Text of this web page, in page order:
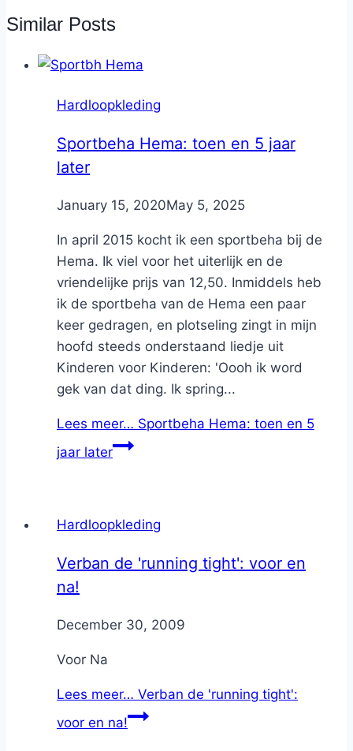
Similar Posts
Hardloopkleding
Sportbeha Hema: toen en 5 jaar
later
ByNicole
January 15, 2020May 5, 2025
In april 2015 kocht ik een sportbeha bij de
Hema. Ik viel voor het uiterlijk en de
vriendelijke prijs van 12,50. Inmiddels heb
ik de sportbeha van de Hema een paar
keer gedragen, en plotseling zingt in mijn
hoofd steeds onderstaand liedje uit
Kinderen voor Kinderen: 'Oooh ik word
gek van dat ding. Ik spring...
Lees meer… Sportbeha Hema: toen en 5
jaar later
Hardloopkleding
Verban de 'running tight': voor en
na!
ByNicole
December 30, 2009
Voor Na
Lees meer… Verban de 'running tight':
voor en na!